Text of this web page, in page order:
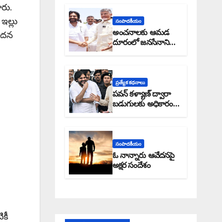
సంపాదకీయం
అంచనాలకు ఆమడ
దూరంలో జనసేనాని?:
అక్షర సందేశం
ప్రత్యేక కధనాలు
పవన్ కళ్యాణ్ ద్వారా
బడుగులకు అధికారం
ఎండమావేనా: అక్షర
సంపాదకీయం
ఓ నాన్నారు ఆవేదనపై
అక్షర సందేశం